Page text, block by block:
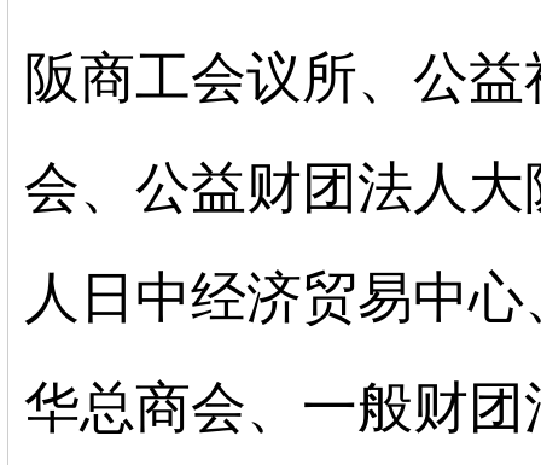
阪商工会议所、公
会、公益财团法人
人日中经济贸易中
华总商会、一般财